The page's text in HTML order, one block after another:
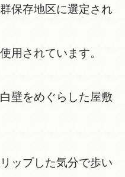
保存地区に選定され
用されています。
壁をめぐらした屋敷
ップした気分で歩い